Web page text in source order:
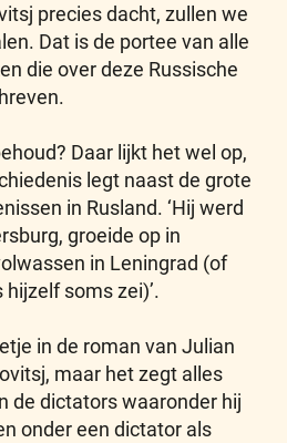
precies dacht, zullen we
Dat is de portee van alle
die over deze Russische
Daar lijkt het wel op,
legt naast de grote
in Rusland. ‘Hij werd
groeide op in
in Leningrad (of
soms zei)’.
in de roman van Julian
maar het zegt alles
de dictators waaronder hij
onder een dictator als